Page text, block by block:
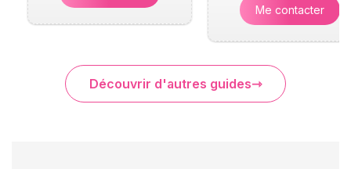
Me contacter
Découvrir d'autres guides